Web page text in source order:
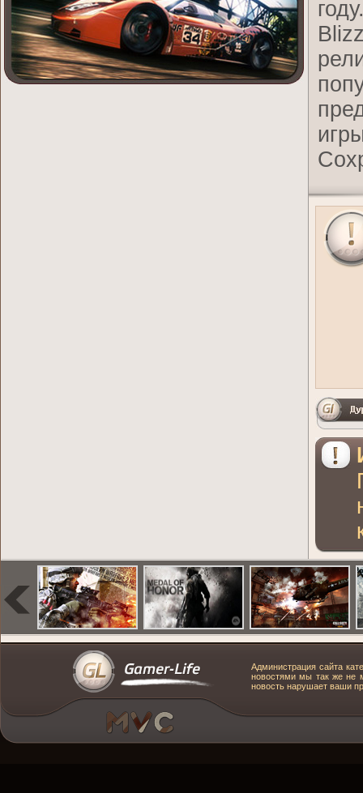
Администрация сайта
новостями мы так же не
новость нарушает ваши